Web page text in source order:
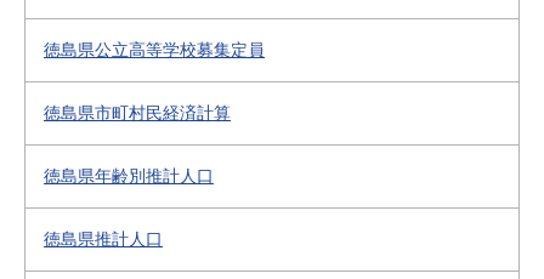
徳島県公立高等学校募集定員
徳島県市町村民経済計算
徳島県年齢別推計人口
徳島県推計人口